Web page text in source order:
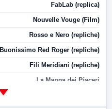
FabLab (replica)
Nouvelle Vouge (Film)
Rosso e Nero (repliche)
Buonissimo Red Roger (repliche)
Fili Meridiani (repliche)
La Mappa dei Piaceri